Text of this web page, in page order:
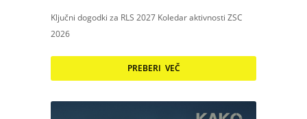
Ključni dogodki za RLS 2027 Koledar aktivnosti ZSC
2026
PREBERI VEČ